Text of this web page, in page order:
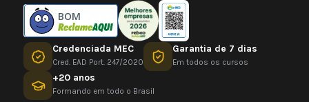
BOM
Credenciada MEC
Cred. EAD Port. 247/2020
Garantia de 7 dias
Em todos os cursos
+20 anos
Formando em todo o Brasil